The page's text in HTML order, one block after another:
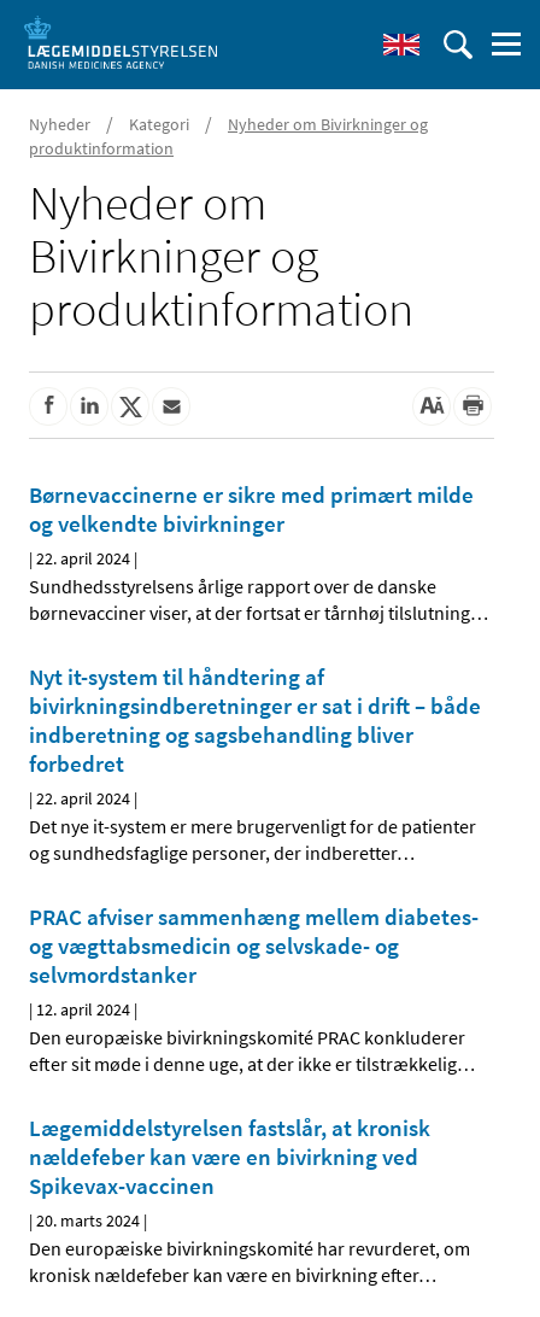
Nyheder / Kategori /
Nyheder om Bivirkninger og
produktinformation
Nyheder om
Bivirkninger og
produktinformation
Børnevaccinerne er sikre med primært milde
og velkendte bivirkninger
|22. april 2024 |
Sundhedsstyrelsens årlige rapport over de danske
børnevacciner viser, at der fortsat er tårnhøj tilslutning…
Nyt it-system til håndtering af
bivirkningsindberetninger er sat i drift – både
indberetning og sagsbehandling bliver
forbedret
|22. april 2024 |
Det nye it-system er mere brugervenligt for de patienter
og sundhedsfaglige personer, der indberetter…
PRAC afviser sammenhæng mellem diabetes-
og vægttabsmedicin og selvskade- og
selvmordstanker
| 12. april 2024 |
Den europæiske bivirkningskomité PRAC konkluderer
efter sit møde i denne uge, at der ikke er tilstrækkelig…
Lægemiddelstyrelsen fastslår, at kronisk
nældefeber kan være en bivirkning ved
Spikevax-vaccinen
|20. marts 2024 |
Den europæiske bivirkningskomité har revurderet, om
kronisk nældefeber kan være en bivirkning efter…